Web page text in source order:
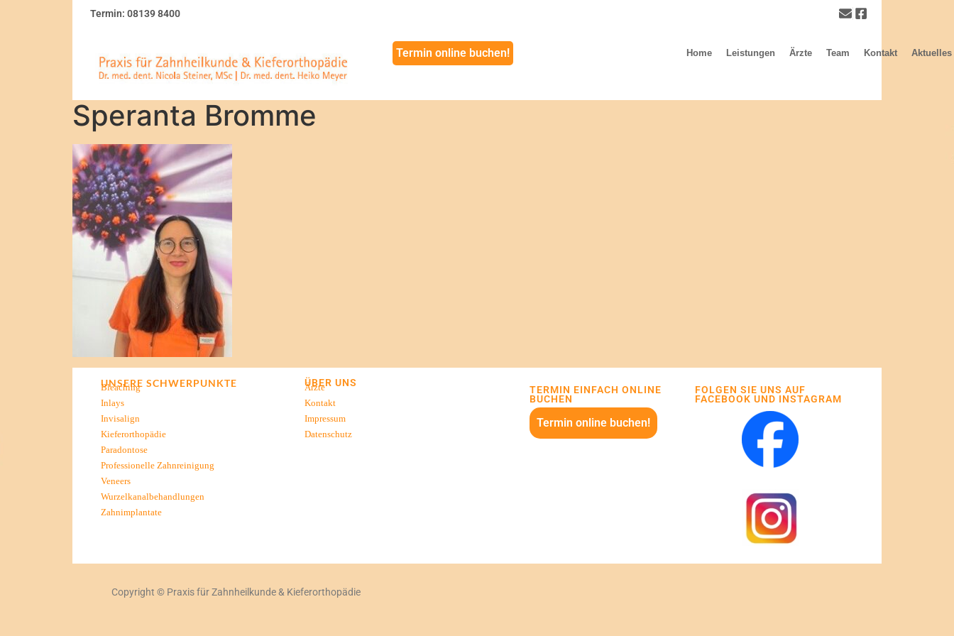
Termin: 08139 8400
Termin online buchen! Home Leistungen Ärzte Team Kontakt Aktuelles
Speranta Bromme
UNSERE SCHWERPUNKTE
Bleaching
Inlays
Invisalign
Kieferorthopädie
Paradontose
Professionelle Zahnreinigung
Veneers
Wurzelkanalbehandlungen
Zahnimplantate
ÜBER UNS
Ärzte
Kontakt
Impressum
Datenschutz
TERMIN EINFACH ONLINE
BUCHEN
Termin online buchen!
FOLGEN SIE UNS AUF
FACEBOOK UND INSTAGRAM
Copyright © Praxis für Zahnheilkunde & Kieferorthopädie